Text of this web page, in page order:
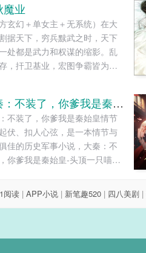
魔业
方玄幻＋单女主＋无系统）在大
据天下，穷兵黩武之时，天下
处都是武力和权谋的缩影。乱
，扞卫基业，宏图争霸皆为千
大秦：不装了，你爹我是秦始皇
不装了，你爹我是秦始皇情节
伏、扣人心弦，是一本情节与
佳的历史军事小说，大秦：不
你爹我是秦始皇-头顶一只喵喵-
秦始皇最新清爽干净的文字章节
阅读和TXT下载。...
阅读 | APP小说 | 新笔趣520 | 四八美剧 |